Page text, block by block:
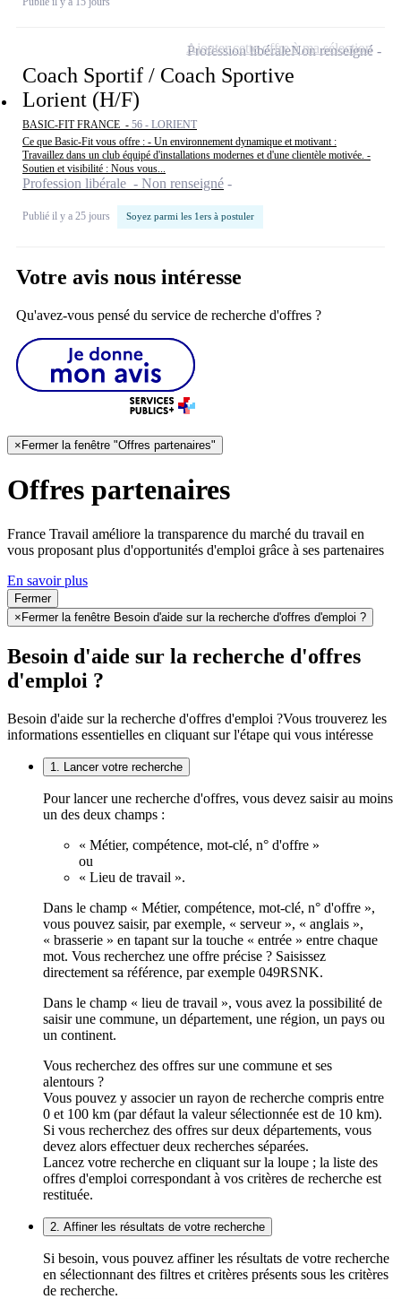
Coach Sportif / Coach Sportive
Lorient (H/F)
BASIC-FIT FRANCE - 56 - LORIENT
Ce que Basic-Fit vous offre : - Un environnement dynamique et motivant :
Travaillez dans un club équipé d'installations modernes et d'une clientèle motivée. -
Soutien et visibilité : Nous vous...
Profession libérale - Non renseigné
Publié il y a 25 jours Soyez parmi les 1ers à postuler
Profession libéraleNon renseigné
Ajouter cette offre à ma sélection
Votre avis nous intéresse
Qu'avez-vous pensé du service de recherche d'offres ?
× Fermer la fenêtre "Offres partenaires"
Offres partenaires
France Travail améliore la transparence du marché du travail en
vous proposant plus d'opportunités d'emploi grâce à ses partenaires
En savoir plus
Fermer
×Fermer la fenêtre Besoin d'aide sur la recherche d'offres d'emploi ?
Besoin d'aide sur la recherche d'offres
d'emploi ?
Besoin d'aide sur la recherche d'offres d'emploi ?Vous trouverez les
informations essentielles en cliquant sur l'étape qui vous intéresse
1. Lancer votre recherche
Pour lancer une recherche d'offres, vous devez saisir au moins
un des deux champs :
« Métier, compétence, mot-clé, n° d'offre »
ou
« Lieu de travail ».
Dans le champ « Métier, compétence, mot-clé, n° d'offre »,
vous pouvez saisir, par exemple, « serveur », « anglais »,
« brasserie » en tapant sur la touche « entrée » entre chaque
mot. Vous recherchez une offre précise ? Saisissez
directement sa référence, par exemple 049RSNK.
Dans le champ « lieu de travail », vous avez la possibilité de
saisir une commune, un département, une région, un pays ou
un continent.
Vous recherchez des offres sur une commune et ses
alentours ?
Vous pouvez y associer un rayon de recherche compris entre
0 et 100 km (par défaut la valeur sélectionnée est de 10 km).
Si vous recherchez des offres sur deux départements, vous
devez alors effectuer deux recherches séparées.
Lancez votre recherche en cliquant sur la loupe ; la liste des
offres d'emploi correspondant à vos critères de recherche est
restituée.
2. Affiner les résultats de votre recherche
Si besoin, vous pouvez affiner les résultats de votre recherche
en sélectionnant des filtres et critères présents sous les critères
de recherche.